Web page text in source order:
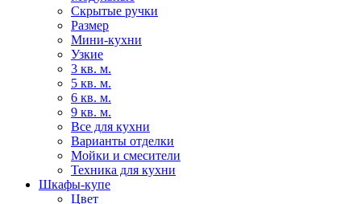
Скрытые ручки
Размер
Мини-кухни
Узкие
3 кв. м.
5 кв. м.
6 кв. м.
9 кв. м.
Все для кухни
Варианты отделки
Мойки и смесители
Техника для кухни
Шкафы-купе
Цвет